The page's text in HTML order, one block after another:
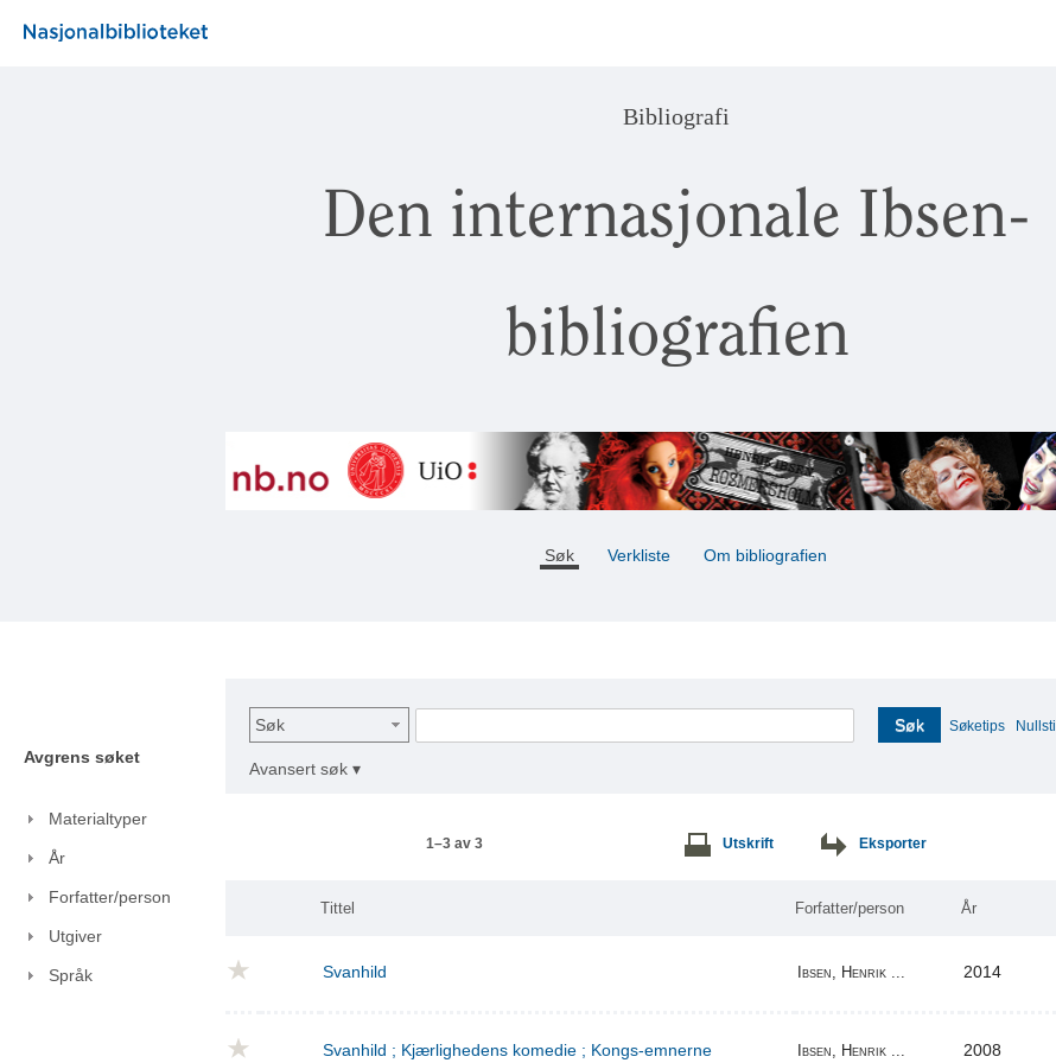
Bibliografi
Den internasjonale Ibsen-
bibliografien
Søk Verkliste Om bibliografien
Avgrens søket
Materialtyper
År
Forfatter/person
Utgiver
Språk
Søk Søk Søketips Nullstill
Avansert søk ▾
1–3 av 3 Utskrift Eksporter
Tittel Forfatter/person År
Svanhild Ibsen, Henrik ... 2014
Svanhild ; Kjærlighedens komedie ; Kongs-emnerne Ibsen, Henrik ... 2008